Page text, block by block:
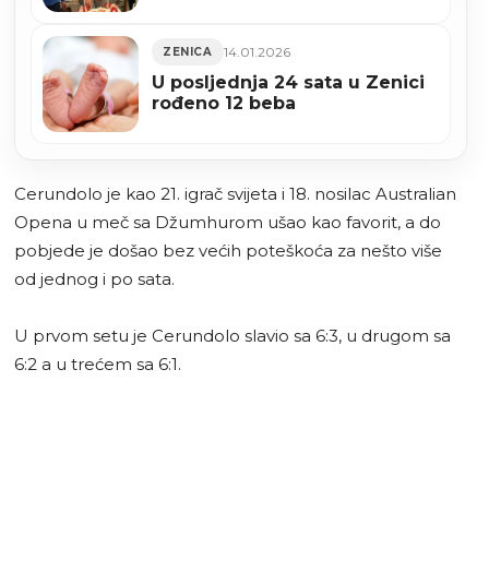
ZENICA 14.01.2026
U posljednja 24 sata u Zenici
rođeno 12 beba
Cerundolo je kao 21. igrač svijeta i 18. nosilac Australian
Opena u meč sa Džumhurom ušao kao favorit, a do
pobjede je došao bez većih poteškoća za nešto više
od jednog i po sata.
U prvom setu je Cerundolo slavio sa 6:3, u drugom sa
6:2 a u trećem sa 6:1.